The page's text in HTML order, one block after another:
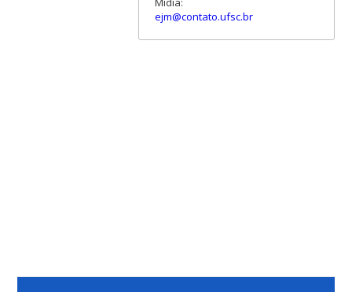
ejm@contato.ufsc.br